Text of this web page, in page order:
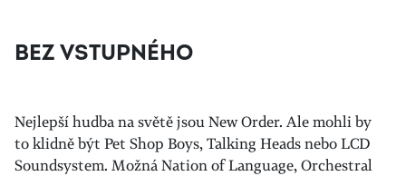
BEZ VSTUPNÉHO
Nejlepší hudba na světě jsou New Order. Ale mohli by
to klidně být Pet Shop Boys, Talking Heads nebo LCD
Soundsystem. Možná Nation of Language, Orchestral